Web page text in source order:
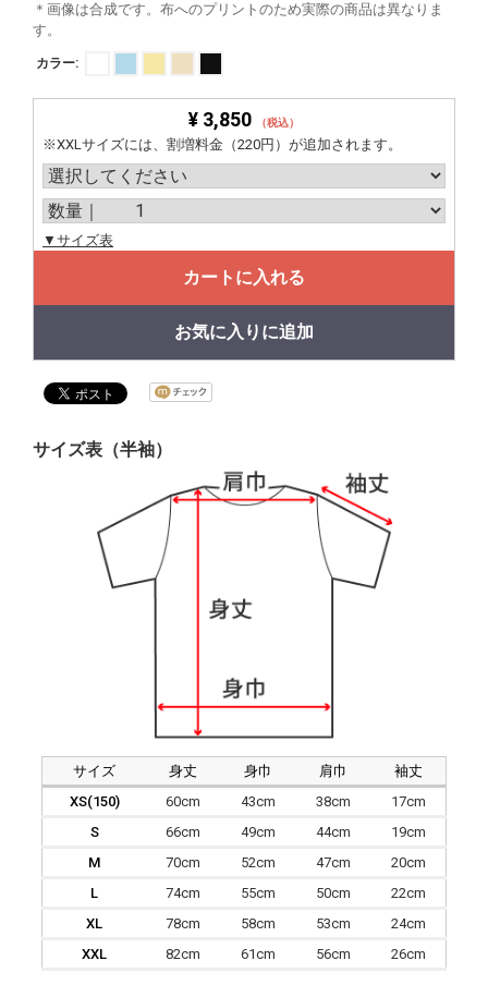
＊画像は合成です。布へのプリントのため実際の商品は異なりま
す。
カラー:
¥ 3,850 （税込）
※XXLサイズには、割増料金（220円）が追加されます。
▼サイズ表
カートに入れる
お気に入りに追加
サイズ表（半袖）
サイズ 身丈 身巾 肩巾
袖丈
XS(150)
60cm 43cm 38cm
17cm
S
66cm 49cm 44cm
19cm
M
70cm 52cm 47cm
20cm
L
74cm 55cm 50cm
22cm
XL
78cm 58cm 53cm
24cm
XXL
82cm 61cm 56cm 26cm